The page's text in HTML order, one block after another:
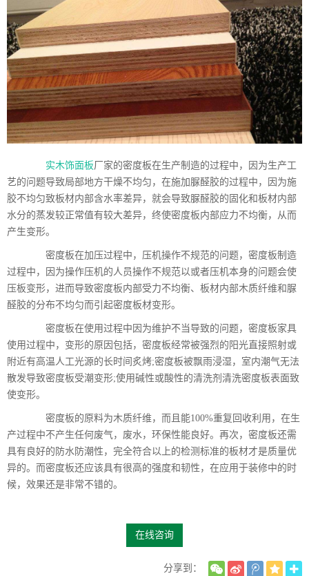
实木饰面板厂家的密度板在生产制造的过程中，因为生产工
艺的问题导致局部地方干燥不均匀，在施加脲醛胶的过程中，因为施
胶不均匀致板材内部含水率差异，就会导致脲醛胶的固化和板材内部
水分的蒸发较正常值有较大差异，终使密度板内部应力不均衡，从而
产生变形。
密度板在加压过程中，压机操作不规范的问题，密度板制造
过程中，因为操作压机的人员操作不规范以或者压机本身的问题会使
压板变形，进而导致密度板内部受力不均衡、板材内部木质纤维和脲
醛胶的分布不均匀而引起密度板材变形。
密度板在使用过程中因为维护不当导致的问题，密度板家具
使用过程中，变形的原因包括，密度板经常被强烈的阳光直接照射或
附近有高温人工光源的长时间炙烤;密度板被飘雨浸湿，室内潮气无法
散发导致密度板受潮变形;使用碱性或酸性的清洗剂清洗密度板表面致
使变形。
密度板的原料为木质纤维，而且能100%重复回收利用，在生
产过程中不产生任何废气，废水，环保性能良好。再次，密度板还需
具有良好的防水防潮性，完全符合以上的检测标准的板材才是质量优
异的。而密度板还应该具有很高的强度和韧性，在应用于装修中的时
候，效果还是非常不错的。
在线咨询
分享到：